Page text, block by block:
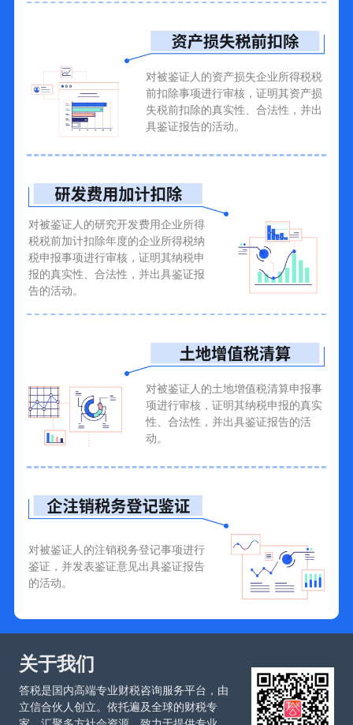
对被鉴证人的资产损失企业所得税税
前扣除事项进行审核，证明其资产损
失税前扣除的真实性、合法性，并出
具鉴证报告的活动。
对被鉴证人的研究开发费用企业所得
税税前加计扣除年度的企业所得税纳
税申报事项进行审核，证明其纳税申
报的真实性、合法性，并出具鉴证报
告的活动。
对被鉴证人的土地增值税清算申报事
项进行审核，证明其纳税申报的真实
性、合法性，并出具鉴证报告的活
动。
对被鉴证人的注销税务登记事项进行
鉴证，并发表鉴证意见出具鉴证报告
的活动。
关于我们
答税是国内高端专业财税咨询服务平台，由
立信合伙人创立。依托遍及全球的财税专